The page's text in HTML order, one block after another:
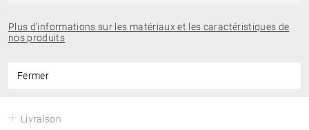
Plus d’informations sur les matériaux et les caractéristiques de
nos produits
Fermer
Livraison